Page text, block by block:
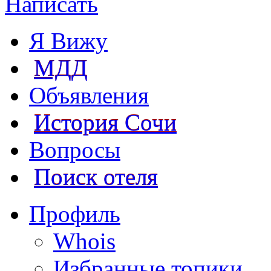
Я Вижу
МДД
Объявления
История Сочи
Вопросы
Поиск отеля
Профиль
Whois